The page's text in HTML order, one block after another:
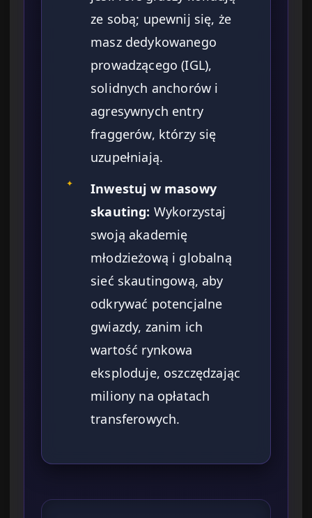
ze sobą; upewnij się, że
masz dedykowanego
prowadzącego (IGL),
solidnych anchorów i
agresywnych entry
fraggerów, którzy się
uzupełniają.
✦
Inwestuj w masowy
skauting: Wykorzystaj
swoją akademię
młodzieżową i globalną
sieć skautingową, aby
odkrywać potencjalne
gwiazdy, zanim ich
wartość rynkowa
eksploduje, oszczędzając
miliony na opłatach
transferowych.